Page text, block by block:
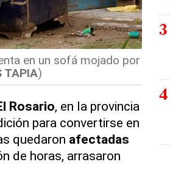
en un sofá mojado por
TAPIA)
Rosario, en la provincia
para convertirse en
quedaron afectadas
de horas, arrasaron